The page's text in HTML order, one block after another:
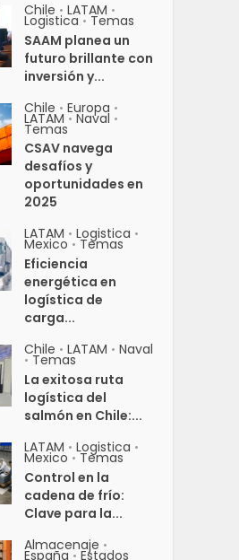
Chile • LATAM •
Logistica • Temas
SAAM planea un
futuro brillante con
inversión y...
Chile • Europa •
LATAM • Naval •
Temas
CSAV navega
desafíos y
oportunidades en
2025
LATAM • Logistica •
Mexico • Temas
Eficiencia
energética en
logística de
carga...
Chile • LATAM • Naval
• Temas
La exitosa ruta
logística del
salmón en Chile:...
LATAM • Logistica •
Mexico • Temas
Control en la
cadena de frío:
Clave para la...
Almacenaje •
España • Estados